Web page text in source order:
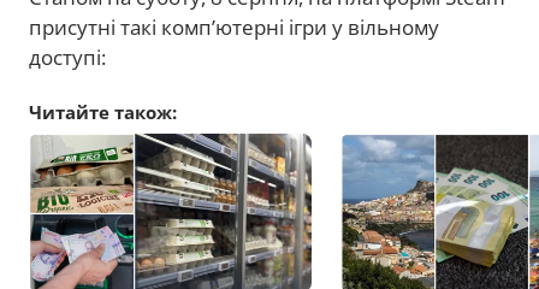
присутні такі комп’ютерні ігри у вільному
доступі:
Читайте також: